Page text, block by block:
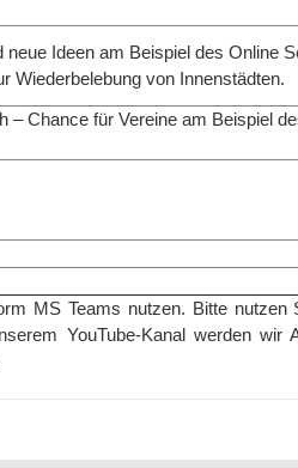
neue Ideen am Beispiel des Online
Wiederbelebung von Innenstädten.
– Chance für Vereine am Beispiel
MS Teams nutzen. Bitte
YouTube-Kanal werden